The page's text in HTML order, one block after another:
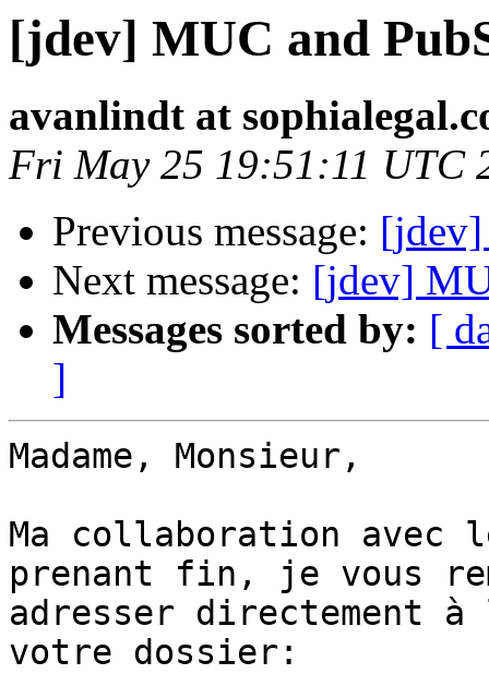
[jdev] MUC and
avanlindt at
Fri May 25 19:51:11 UTC
Previous message: [jdev]
Next message: [jdev]
Messages sorted by: [
]
Madame, Monsieur,
Ma collaboration avec le
prenant fin, je vous
adresser directement
votre dossier: